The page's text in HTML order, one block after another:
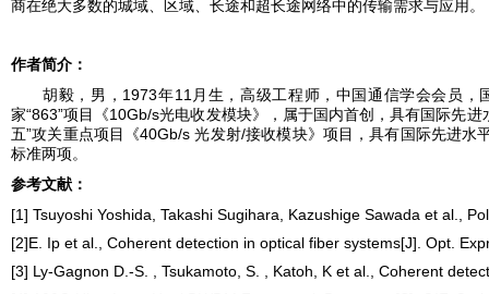
商在绝大多数的城域、区域、长途和超长途网络中的传输需求与应用。
作者简介：
胡毅，男， 1973年11月生，高级工程师，中国通信学会会员，
家“863”项目《10Gb/s光电收发模块》，属于国内首创，具有国际先
五”攻关重点项目《40Gb/s光发射/接收模块》项目，具有国际先进水
标准两项。
参考文献：
[1] Tsuyoshi Yoshida, Takashi Sugihara, Kazushige Sawada et al.,
[2]E. Ip et al., Coherent detection in optical fiber systems[J]. Opt.
[3] Ly-Gagnon D.-S. , Tsukamoto, S. , Katoh, K et al., Coherent